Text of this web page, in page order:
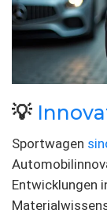
💡
Sportwagen
Entwicklungen